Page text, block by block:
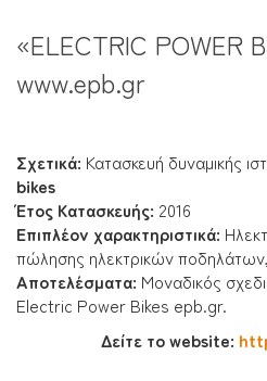
«ELECTRIC POWER
www.epb.gr
Σχετικά: Κατασκευή δυναμικής
bikes
Έτος Κατασκευής: 2016
Επιπλέον χαρακτηριστικά:
πώλησης ηλεκτρικών
Αποτελέσματα: Μοναδικός
Electric Power Bikes epb.gr.
Δείτε το website: